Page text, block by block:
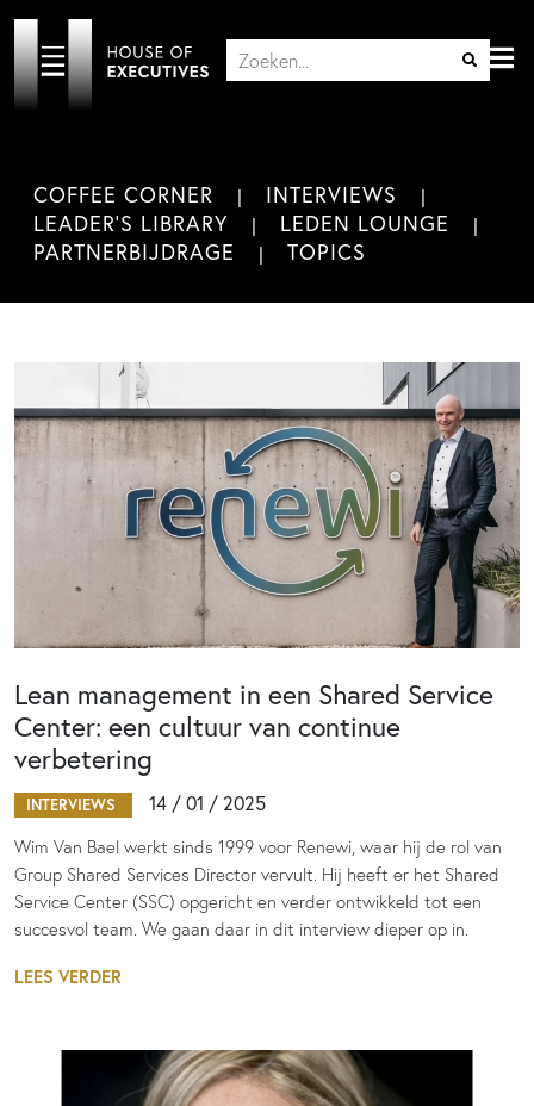
COFFEE CORNER
INTERVIEWS
LEADER'S LIBRARY
LEDEN LOUNGE
PARTNERBIJDRAGE
TOPICS
Lean management in een Shared Service
Center: een cultuur van continue
verbetering
INTERVIEWS 14 / 01 / 2025
Wim Van Bael werkt sinds 1999 voor Renewi, waar hij de rol van
Group Shared Services Director vervult. Hij heeft er het Shared
Service Center (SSC) opgericht en verder ontwikkeld tot een
succesvol team. We gaan daar in dit interview dieper op in.
LEES VERDER